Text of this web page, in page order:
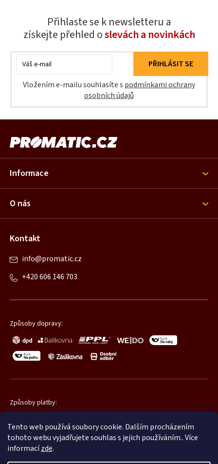
Tento web používá soubory cookie. Dalším procházením
tohoto webu vyjadřujete souhlas s jejich používáním.. Více
informacízde.
Přihlaste se k newsletteru a
získejte přehled oslevách a novinkách
E-
Vložením e-mailu souhlasíte s podmínkami ochrany
osobních údajů
PŘIHLÁSIT SE
p
t
Informace
O nás
Kontakt
info@promatic.cz
+420 606 146 703
Způsoby dopravy:
Způsoby platby: